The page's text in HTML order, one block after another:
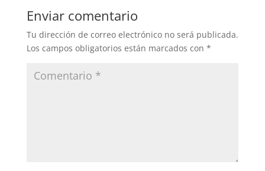
Enviar comentario
Tu dirección de correo electrónico no será publicada.
Los campos obligatorios están marcados con *